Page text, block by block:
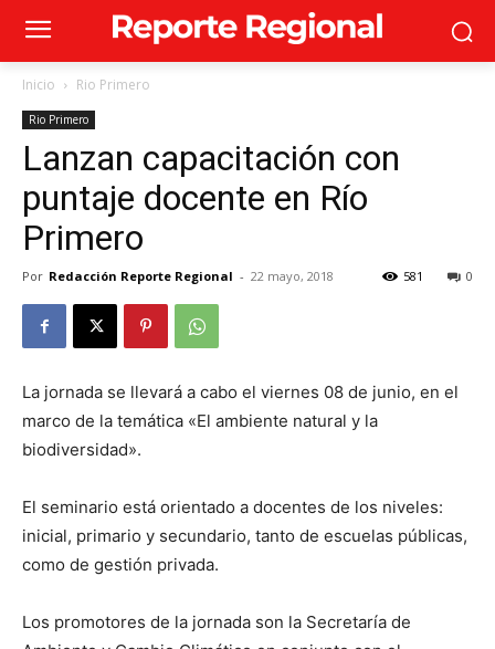
Inicio Rio Primero
Rio Primero
Lanzan capacitación con
puntaje docente en Río
Primero
Por Redacción Reporte Regional - 22 mayo, 2018 0
581
La jornada se llevará a cabo el viernes 08 de junio, en el
marco de la temática «El ambiente natural y la
biodiversidad».
El seminario está orientado a docentes de los niveles:
inicial, primario y secundario, tanto de escuelas públicas,
como de gestión privada.
Los promotores de la jornada son la Secretaría de